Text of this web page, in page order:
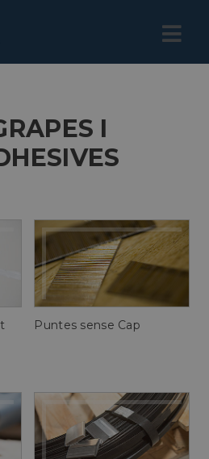
I
Puntes sense Cap